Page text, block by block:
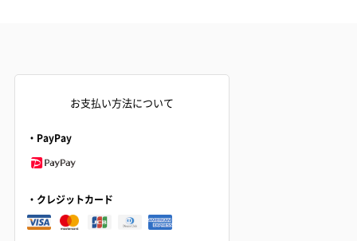
お支払い方法について
・PayPay
・クレジットカード